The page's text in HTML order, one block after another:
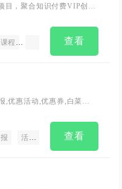
，聚合知识付费VIP创业
抖音快手等，副业创业
程 福缘创业网 中创网
查看
创业 抖音赚钱
优惠活动,优惠券,白菜价,
,话费,流量,信用卡活动,
活动线报 优惠活动
查看